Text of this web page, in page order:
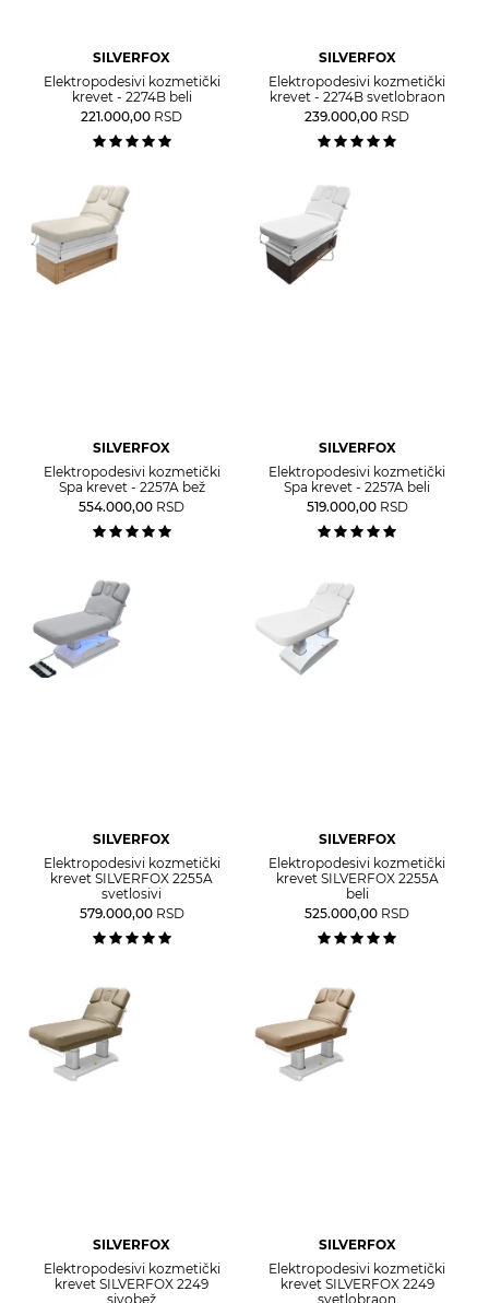
SILVERFOX
Elektropodesivi kozmetički
krevet - 2274B beli
221.000,00 RSD
SILVERFOX
Elektropodesivi kozmetički
krevet - 2274B svetlobraon
239.000,00 RSD
SILVERFOX
Elektropodesivi kozmetički
Spa krevet - 2257A bež
554.000,00 RSD
SILVERFOX
Elektropodesivi kozmetički
Spa krevet - 2257A beli
519.000,00 RSD
SILVERFOX
Elektropodesivi kozmetički
krevet SILVERFOX 2255A
svetlosivi
579.000,00 RSD
SILVERFOX
Elektropodesivi kozmetički
krevet SILVERFOX 2255A
beli
525.000,00 RSD
SILVERFOX
Elektropodesivi kozmetički
krevet SILVERFOX 2249
sivobež
SILVERFOX
Elektropodesivi kozmetički
krevet SILVERFOX 2249
svetlobraon